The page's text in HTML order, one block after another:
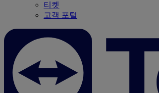
티켓
고객 포털